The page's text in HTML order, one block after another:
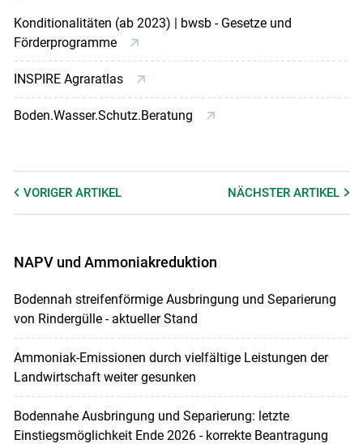
Konditionalitäten (ab 2023) | bwsb - Gesetze und
Förderprogramme
INSPIRE Agraratlas
Boden.Wasser.Schutz.Beratung
VORIGER ARTIKEL NÄCHSTERARTIKEL
NAPV und Ammoniakreduktion
Bodennah streifenförmige Ausbringung und Separierung
von Rindergülle - aktueller Stand
Ammoniak-Emissionen durch vielfältige Leistungen der
Landwirtschaft weiter gesunken
Bodennahe Ausbringung und Separierung: letzte
Einstiegsmöglichkeit Ende 2026 - korrekte Beantragung